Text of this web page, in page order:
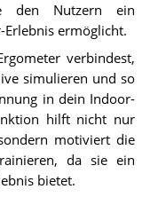
den Nutzern ein
Erlebnis ermöglicht.
verbindest,
simulieren und so
in dein Indoor-
hilft nicht nur
motiviert die
da sie ein
bietet.